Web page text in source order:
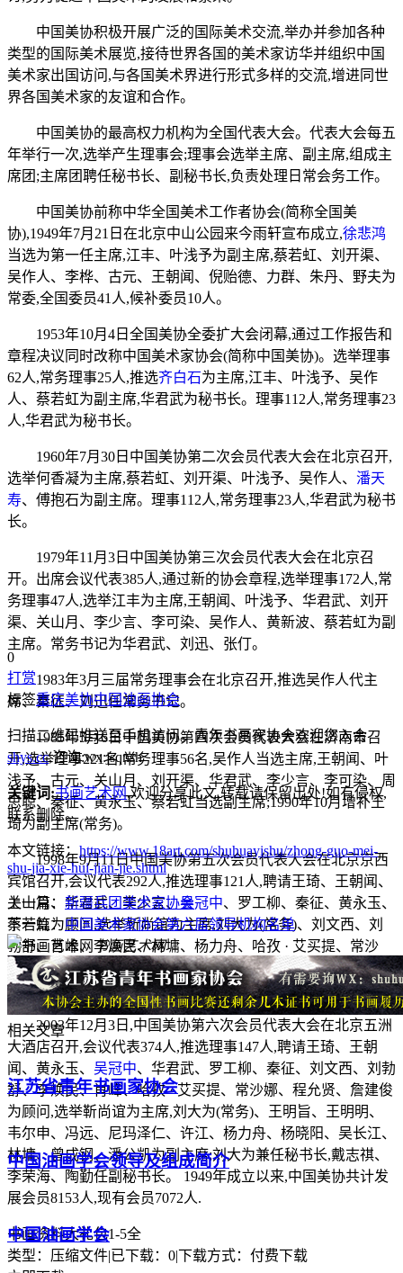
中国美协积极开展广泛的国际美术交流,举办并参加各种
类型的国际美术展览,接待世界各国的美术家访华并组织中国
美术家出国访问,与各国美术界进行形式多样的交流,增进同世
界各国美术家的友谊和合作。
中国美协的最高权力机构为全国代表大会。代表大会每五
年举行一次,选举产生理事会;理事会选举主席、副主席,组成主
席团;主席团聘任秘书长、副秘书长,负责处理日常会务工作。
中国美协前称中华全国美术工作者协会(简称全国美
协),1949年7月21日在北京中山公园来今雨轩宣布成立,徐悲鸿
当选为第一任主席,江丰、叶浅予为副主席,蔡若虹、刘开渠、
吴作人、李桦、古元、王朝闻、倪贻德、力群、朱丹、野夫为
常委,全国委员41人,候补委员10人。
1953年10月4日全国美协全委扩大会闭幕,通过工作报告和
章程决议同时改称中国美术家协会(简称中国美协)。选举理事
62人,常务理事25人,推选齐白石为主席,江丰、叶浅予、吴作
人、蔡若虹为副主席,华君武为秘书长。理事112人,常务理事23
人,华君武为秘书长。
1960年7月30日中国美协第二次会员代表大会在北京召开,
选举何香凝为主席,蔡若虹、刘开渠、叶浅予、吴作人、 潘天
寿、傅抱石为副主席。理事112人,常务理事23人,华君武为秘书
长。
1979年11月3日中国美协第三次会员代表大会在北京召
开。出席会议代表385人,通过新的协会章程,选举理事172人,常
务理事47人,选举江丰为主席,王朝闻、叶浅予、华君武、刘开
渠、关山月、李少言、李可染、吴作人、黄新波、蔡若虹为副
主席。常务书记为华君武、刘迅、张仃。
1983年3月三届常务理事会在北京召开,推选吴作人代主
席、秦征、刘迅任常务书记。
1985年5月6日中国美协第四次会员代表大会在济南市召
开,选举理事221名,常务理事56名,吴作人当选主席,王朝闻、叶
浅予、古元、关山月、刘开渠、华君武、李少言、李可染、周
思聪、秦征、黄永玉、蔡若虹当选副主席;1990年10月增补王
琦为副主席(常务)。
1998年9月11日中国美协第五次会员代表大会在北京京西
宾馆召开,会议代表292人,推选理事121人,聘请王琦、王朝闻、
关山月、华君武、李少言、吴冠中、罗工柳、秦征、黄永玉、
蔡若虹为顾问,选举靳尚谊为主席,刘大为(常务)、刘文西、刘
勃舒、肖峰、李焕民、林墉、杨力舟、哈孜 · 艾买提、常沙
娜、程允贤、詹建俊为副主席;李中贵任秘书长,王春立、金毓
清、戴志祺任副秘书长。
2003年12月3日,中国美协第六次会员代表大会在北京五洲
大酒店召开,会议代表374人,推选理事147人,聘请王琦、王朝
闻、黄永玉、 吴冠中、华君武、罗工柳、秦征、刘文西、刘勃
舒、李焕民、肖峰、哈孜 · 艾买提、常沙娜、程允贤、詹建俊
为顾问,选举靳尚谊为主席,刘大为(常务)、王明旨、王明明、
韦尔申、冯远、尼玛泽仁、许江、杨力舟、杨晓阳、吴长江、
林墉、曾成钢、潘公凯为副主席;刘大为兼任秘书长,戴志祺、
李荣海、陶勤任副秘书长。 1949年成立以来,中国美协共计发
展会员8153人,现有会员7072人.
书画资料大礼包1-5全
类型：压缩文件|已下载：0|下载方式：付费下载
0
打赏
标签重庆美协中国油画协会
扫描二维码推送至手机访问。青年书画家协会欢迎您入会
shys.cc,咨询:wx:jsqnsh
关键词:书画艺术网,欢迎分享此文,转载请保留出处!如有侵权,
联系删除。
本文链接：https://www.18art.com/shuhuayishu/zhong-guo-mei-
shu-jia-xie-hui-jian-jie.shtml
上一篇： 新疆兵团美术家协会
下一篇：中国美术家协会第六届领导机构名单
书画艺术网
相关文章
江苏省青年书画家协会
中国油画学会领导及组成简介
中国油画学会